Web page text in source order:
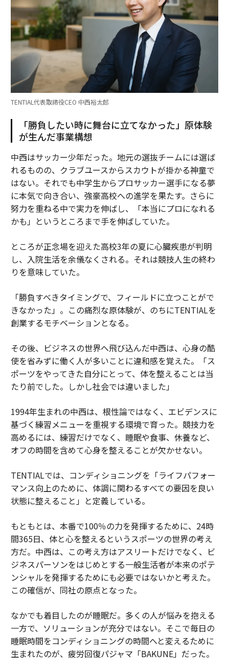
TENTIAL代表取締役CEO 中西裕太郎
「勝負したい時に舞台に立てなかった」原体験
が生んだ事業構想
中西はサッカー少年だった。地元の選抜チームには選ば
れるものの、クラブユースからスカウトが掛かる神童で
はない。それでも中学生からプロサッカー選手になる夢
に本気で向き合い、強豪高校への進学を果たす。さらに
努力を重ねる中で実力を伸ばし、「本当にプロになれる
かも」というところまで手を伸ばしていた。
ところが正念場を迎えた高校3年の夏に心臓疾患が判明
し、入院生活を余儀なくされる。それは競技人生の終わ
りを意味していた。
「勝負すべきタイミングで、フィールドに立つことがで
きなかった」。この痛烈な原体験が、のちにTENTIALを
創業するモチベーションとなる。
その後、ビジネスの世界へ飛び込んだ中西は、心身の酷
使を省みずに働く人が多いことに違和感を覚えた。「ス
ポーツをやってきた自分にとって、体を整えることは当
たり前でした。しかし社会では違いました」
1994年生まれの中西は、根性論ではなく、エビデンスに
基づく練習メニューを重視する環境で育った。競技力を
高めるには、練習だけでなく、睡眠や食事、休養など、
オフの時間を含めて心身を整えることが欠かせない。
TENTIALでは、コンディショニングを「ライフパフォー
マンス向上のために、体調に関わるすべての要因を良い
状態に整えること」と定義している。
もともとは、本番で100％の力を発揮するために、24時
間365日、体と心を整えるというスポーツの世界の考え
方だ。中西は、この考え方はアスリートだけでなく、ビ
ジネスパーソンをはじめとする一般生活者が本来のポテ
ンシャルを発揮するためにも必要ではないかと考えた。
この確信が、同社の原点となった。
なかでも着目したのが睡眠だ。多くの人が悩みを抱える
一方で、ソリューションが充分ではない。そこで毎日の
睡眠時間をコンディショニングの時間へと変えるために
生まれたのが、疲労回復パジャマ「BAKUNE」だった。